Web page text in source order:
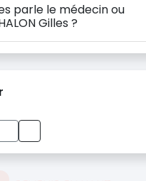
parle le médecin ou
Gilles ?